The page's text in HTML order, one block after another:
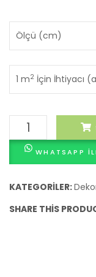
Ölçü (cm)
1 m2 İçin İhtiyacı
ANTİK
KÜP
4,5CMWHATSAPP
KATEGORILER:
SHARE THIS